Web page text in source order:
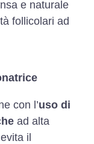
e naturale
follicolari ad
con l’uso di
ad alta
il